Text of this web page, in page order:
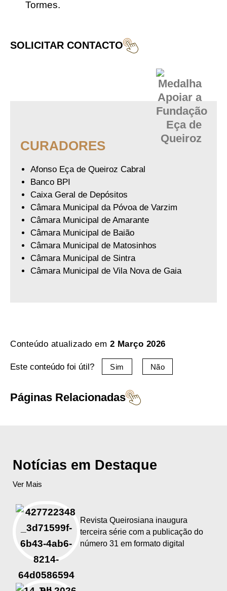
Tormes.
SOLICITAR CONTACTO
CURADORES
Afonso Eça de Queiroz Cabral
Banco BPI
Caixa Geral de Depósitos
Câmara Municipal da Póvoa de Varzim
Câmara Municipal de Amarante
Câmara Municipal de Baião
Câmara Municipal de Matosinhos
Câmara Municipal de Sintra
Câmara Municipal de Vila Nova de Gaia
Conteúdo atualizado em 2 Março 2026
Este conteúdo foi útil? Sim Não
Páginas Relacionadas
Notícias em Destaque
Ver Mais
Revista Queirosiana inaugura
terceira série com a publicação do
número 31 em formato digital